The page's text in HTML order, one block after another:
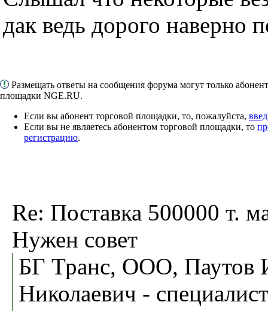
дак ведь дорого наверно
Размещать ответы на сообщения форума могут только
площадки NGE.RU.
Если вы абонент торговой площадки, то, пожалуйста,
Если вы не являетесь абонентом торговой площадки, то
регистрацию.
Re: Поставка 500000 т.
Нужен совет
БГ Транс, ООО, Паутов
Николаевич -